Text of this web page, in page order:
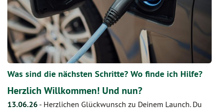
Was sind die nächsten Schritte? Wo finde ich Hilfe?
Herzlich Willkommen! Und nun?
13.06.26 - Herzlichen Glückwunsch zu Deinem Launch. Du